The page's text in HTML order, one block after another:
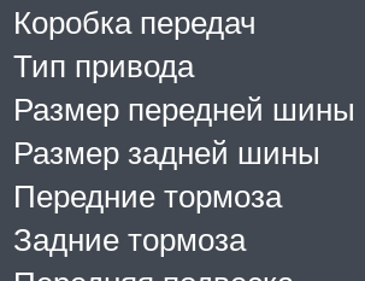
Коробка передач
Тип привода
Размер передней шины
Размер задней шины
Передние тормоза
Задние тормоза